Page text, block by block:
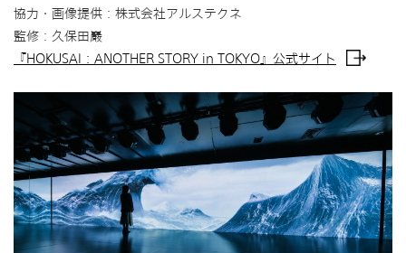
協力・画像提供：株式会社アルステクネ
監修：久保田巖
『HOKUSAI：ANOTHER STORY in TOKYO』公式サイト